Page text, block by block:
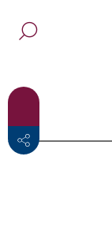
<i class="fab fa-facebook-f"></i>
X